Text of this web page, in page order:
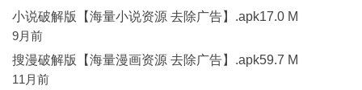
小说破解版【海量小说资源 去除广告】.apk17.0 M
9月前
搜漫破解版【海量漫画资源 去除广告】.apk59.7 M
11月前